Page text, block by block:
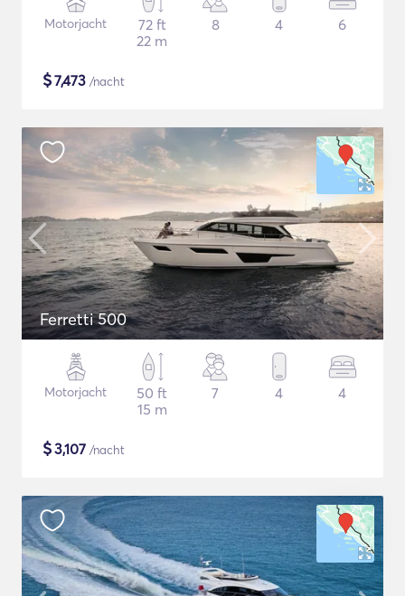
Motorjacht
72 ft
22 m
8 4 6
$7,473 /nacht
Ferretti 500
Motorjacht
50 ft
15 m
7 4 4
$3,107 /nacht